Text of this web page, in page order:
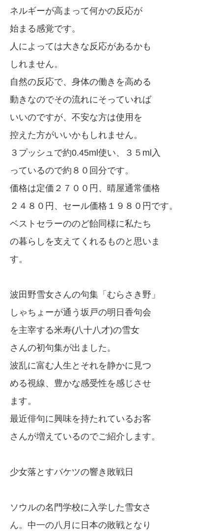
ネルギーが高まって何かの反応が
始まる感覚です。
人によっては大きな反応があるかも
しれません。
自然の反応で、身体の働きを高める
動きなのでその流れにそっていれば
いいのですが、不安な方は使用を
控えた方がいいかもしれません。
３プッシュで約0.45ml使い、３５ml入
っているので約８０回分です。
価格は定価２７００円、晴屋通常価格
２４８０円、セール価格１９８０円です。
ベストセラーののど飴同様に私たち
の暮らしを支えてくれるものと思いま
す。
波田野雪女さんの句集「むらさき野」
しゃちょーが通う坂戸の明日香句会
を主宰する米寿(八十八才)の雪女
さんの初句集が出ました。
波乱に富む人生とそれを静かに見つ
める視線、豊かな感受性を感じさせ
ます。
最近俳句に興味を持たれているお客
さんが増えているのでご紹介します。
少女落とすバケツの響き敗戦日
ソウルの名門学校に入学した雪女さ
ん。中一の八月に日本の敗戦となり